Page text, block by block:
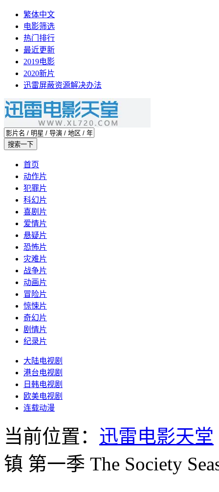
繁体中文
电影筛选
热门排行
最近更新
2019电影
2020新片
迅雷屏蔽资源解决办法
首页
动作片
犯罪片
科幻片
喜剧片
爱情片
悬疑片
恐怖片
灾难片
战争片
动画片
冒险片
惊悚片
奇幻片
剧情片
纪录片
大陆电视剧
港台电视剧
日韩电视剧
欧美电视剧
连载动漫
当前位置： 迅雷电影天堂
镇 第一季 The Society